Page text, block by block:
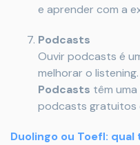
e aprender com a
Podcasts
Ouvir podcasts é
melhorar o
Podcasts têm
podcasts gratuitos
Duolingo ou Toefl: